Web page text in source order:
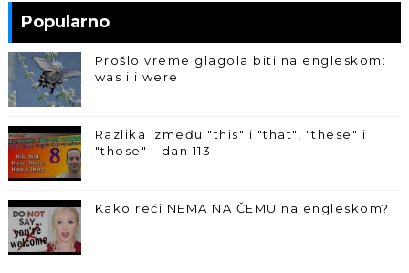
Popularno
Prošlo vreme glagola biti na engleskom:
was ili were
Razlika između "this" i "that", "these" i
"those" - dan 113
Kako reći NEMA NA ČEMU na engleskom?